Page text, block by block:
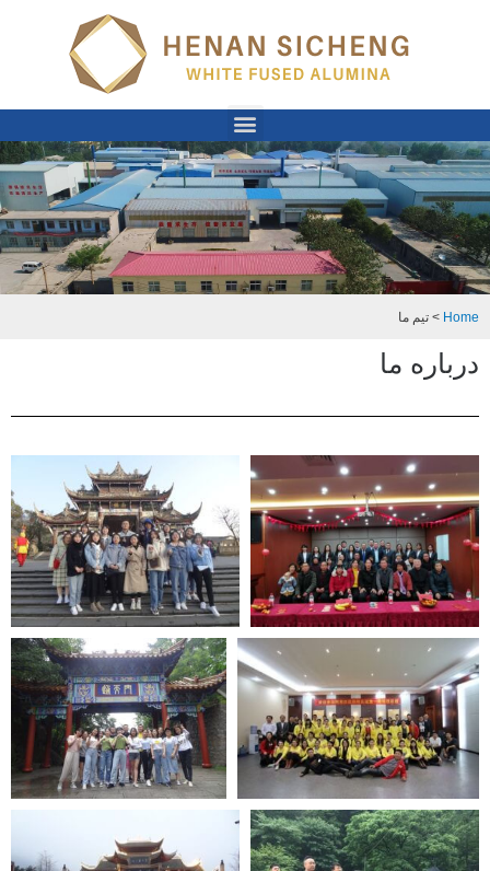
Home
> تیم ما
درباره ما